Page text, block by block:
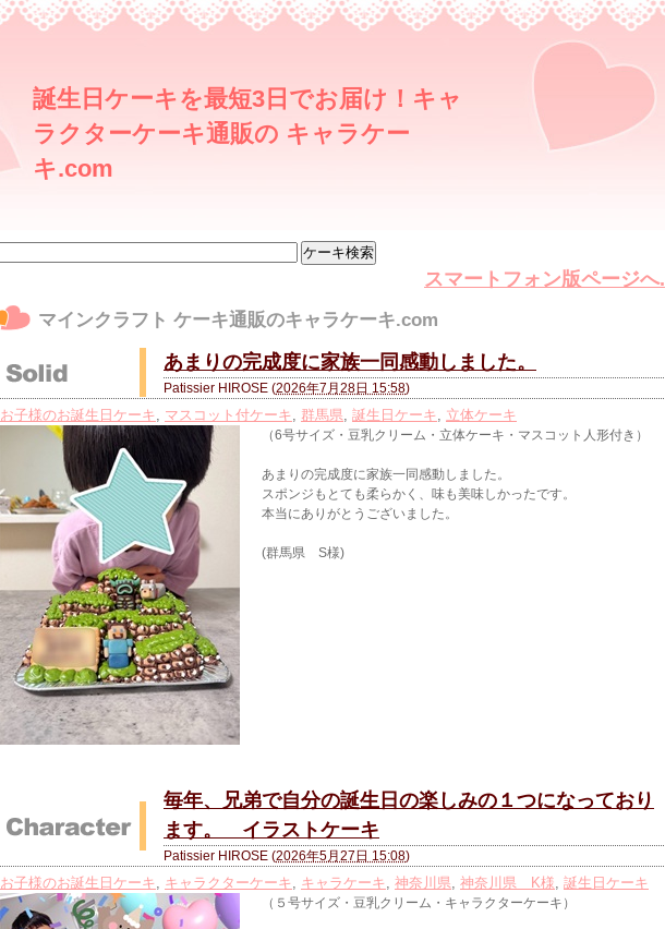
誕生日ケーキを最短3日でお届け！キャ
ラクターケーキ通販の キャラケー
キ.com
スマートフォン版ページへ.
マインクラフト ケーキ通販のキャラケーキ.com
あまりの完成度に家族一同感動しました。
Patissier HIROSE (2026年7月28日 15:58)
お子様のお誕生日ケーキ, マスコット付ケーキ, 群馬県, 誕生日ケーキ, 立体ケーキ
（6号サイズ・豆乳クリーム・立体ケーキ・マスコット人形付き）
あまりの完成度に家族一同感動しました。
スポンジもとても柔らかく、味も美味しかったです。
本当にありがとうございました。
(群馬県 S様)
毎年、兄弟で自分の誕生日の楽しみの１つになっており
ます。 イラストケーキ
Patissier HIROSE (2026年5月27日 15:08)
お子様のお誕生日ケーキ, キャラクターケーキ, キャラケーキ, 神奈川県, 神奈川県 K様, 誕生日ケーキ
（５号サイズ・豆乳クリーム・キャラクターケーキ）